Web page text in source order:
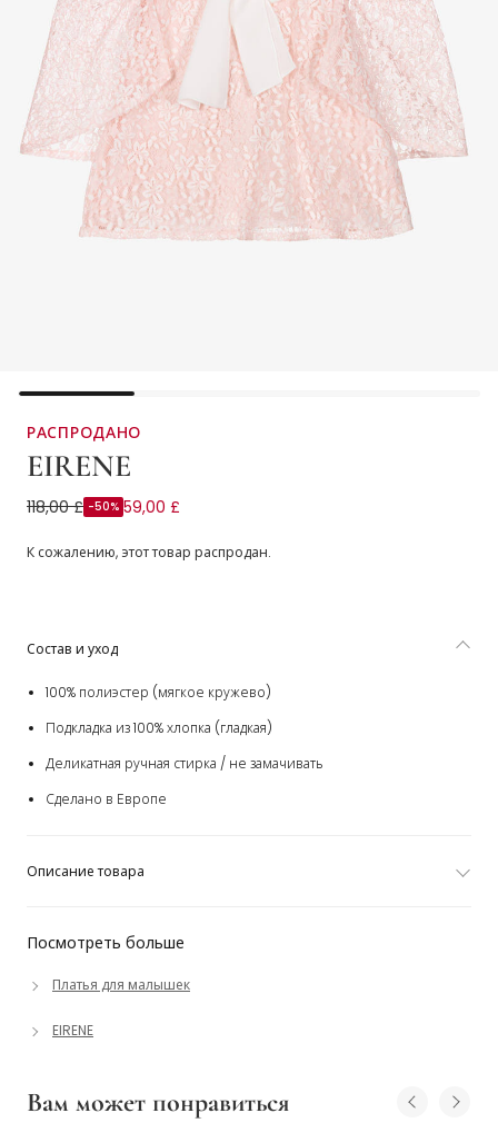
РАСПРОДАНО
EIRENE
Платье розовое из кружева с белым бантом для
118,00 £ -50% 59,00 £
К сожалению, этот товар распродан.
Посмотреть больше
Платья для малышек
EIRENE
Состав и уход
100% полиэстер (мягкое кружево)
Подкладка из 100% хлопка (гладкая)
Деликатная ручная стирка / не замачивать
Сделано в Европе
Описание товара
Вам может понравиться